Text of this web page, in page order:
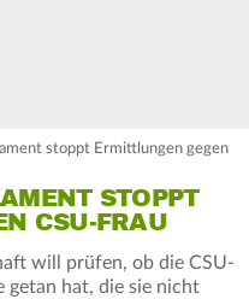
stoppt Ermittlungen gegen
STOPPT
CSU-FRAU
will prüfen, ob die CSU-
getan hat, die sie nicht